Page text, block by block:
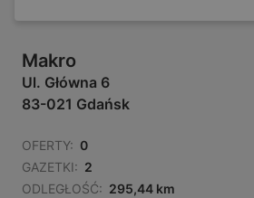
Makro
Ul. Główna 6
83-021 Gdańsk
OFERTY: 0
GAZETKI: 2
ODLEGŁOŚĆ: 295,44 km